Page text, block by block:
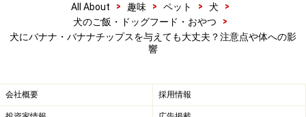
ブタクサなどの雑草に対してアレルギーがある犬は交差
反応（※）が出るといわれています。アレルギー検査で
引っかかった犬は少量ずつ様子を見ながらに与えるよう
（※交差反応：アレルギー反応が出る対象物と分子構造
All About > 趣味 > ペット > 犬
>
犬のご飯・ドッグフード・おやつ
>
犬にバナナ・バナナチップスを与えても大丈夫？注意点や体への影
響
会社概要 採用情報